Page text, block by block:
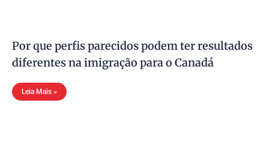
Por que perfis parecidos podem ter resultados
diferentes na imigração para o Canadá
Leia Mais »